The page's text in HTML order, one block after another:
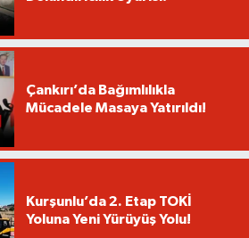
Çankırı’da Bağımlılıkla
Mücadele Masaya Yatırıldı!
Kurşunlu’da 2. Etap TOKİ
Yoluna Yeni Yürüyüş Yolu!